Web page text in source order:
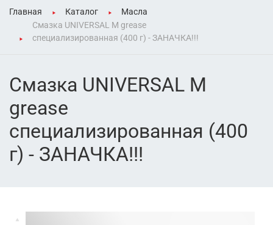
Главная Каталог
Масла
Смазка UNIVERSAL M grease
специализированная (400 г) - ЗАНАЧКА!!!
Смазка UNIVERSAL M
grease
специализированная (400
г) - ЗАНАЧКА!!!